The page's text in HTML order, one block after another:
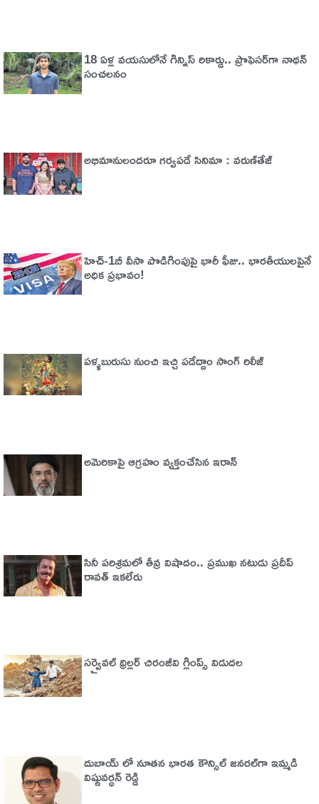
18 ఏళ్ల వయసులోనే గిన్నిస్ రికార్డు.. ప్రొఫెసర్‌గా నాథన్
సంచలనం
అభిమానులందరూ గర్వపడే సినిమా : వరుణ్‌తేజ్‌
హెచ్‌-1బీ వీసా పొడిగింపుపై భారీ ఫీజు.. భారతీయులపైనే
అధిక ప్రభావం!
పళ్ళబురుసు నుంచి ఇచ్చి పడేద్దాం సాంగ్ రిలీజ్
అమెరికాపై ఆగ్ర‌హం వ్య‌క్తంచేసిన ఇరాన్
సినీ పరిశ్రమలో తీవ్ర విషాదం.. ప్రముఖ నటుడు ప్రదీప్
రావత్ ఇకలేరు
సర్వైవల్‌ థ్రిల్లర్‌ చిరంజీవి గ్లింప్స్‌ విడుదల
దుబాయ్ లో నూతన భారత కౌన్సిల్ జనరల్‌గా ఇమ్మడి
విష్ణువర్ధన్ రెడ్డి